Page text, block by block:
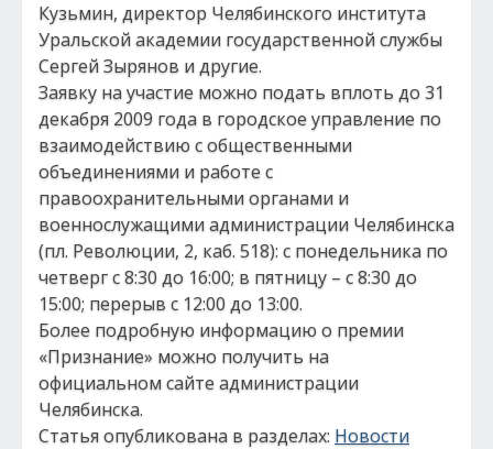
Кузьмин, директор Челябинского института
Уральской академии государственной службы
Сергей Зырянов и другие.
Заявку на участие можно подать вплоть до 31
декабря 2009 года в городское управление по
взаимодействию с общественными
объединениями и работе с
правоохранительными органами и
военнослужащими администрации Челябинска
(пл. Революции, 2, каб. 518): с понедельника по
четверг с 8:30 до 16:00; в пятницу – с 8:30 до
15:00; перерыв с 12:00 до 13:00.
Более подробную информацию о премии
«Признание» можно получить на
официальном сайте администрации
Челябинска.
Статья опубликована в разделах: Новости